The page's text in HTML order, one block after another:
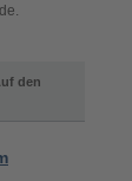
den